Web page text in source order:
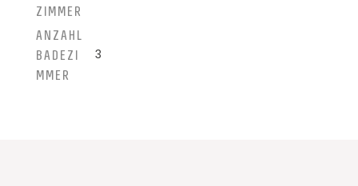
ZIMMER
ANZAHL
BADEZI
MMER
3